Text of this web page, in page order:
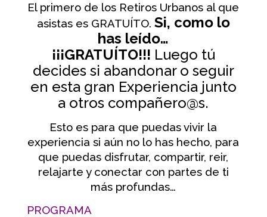
El primero de los Retiros Urbanos al que
asistas es GRATUÍTO. Si, como lo
has leído…
¡¡¡GRATUÍTO!!! Luego tú
decides si abandonar o seguir
en esta gran Experiencia junto
a otros compañero@s.
Esto es para que puedas vivir la
experiencia si aún no lo has hecho, para
que puedas disfrutar, compartir, reir,
relajarte y conectar con partes de ti
más profundas…
PROGRAMA